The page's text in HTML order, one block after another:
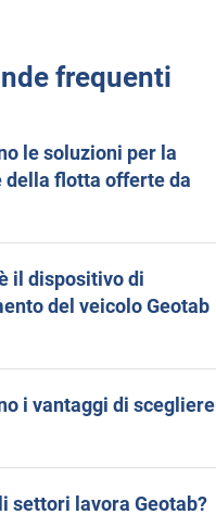
frequenti
le soluzioni per la
della flotta offerte da
il dispositivo di
del veicolo Geotab
i vantaggi di scegliere
settori lavora Geotab?